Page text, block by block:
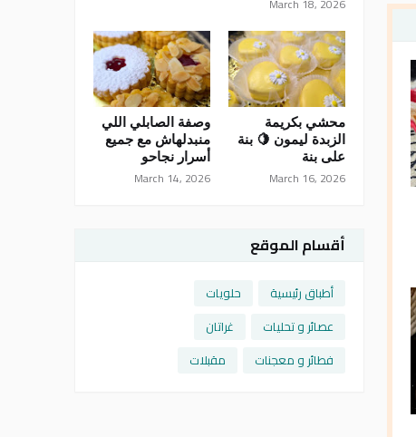
محشي بكريمة
الزبدة ليمون 🍋 بنة
على بنة
March 16, 2026
وصفة الصابلي اللي
منبدلهاش مع جميع
أسرار نجاحو
March 14, 2026
أقسام الموقع
أطباق رئيسية
حلويات
عصائر و تحليات
غراتان
فطائر و معجنات
مقبلات